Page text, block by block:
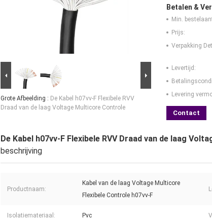
Grote Afbeelding : De Kabel h07vv-F Flexibele RVV
Draad van de laag Voltage Multicore Controle
Betalen &
Min.
Prijs:
Verpakking
Levertijd:
Levering
Contact
De Kabel h07vv-F Flexibele RVV Draad van de laag
beschrijving
Productnaam:
Kabel van de laag Voltage Multicore
Flexibele Controle h07vv-F
Isolatiemateriaal: Pvc